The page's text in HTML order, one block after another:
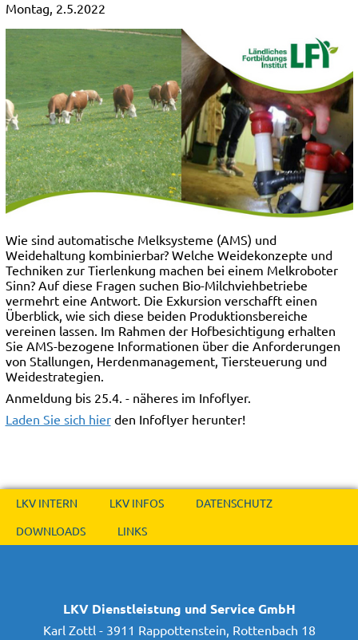
Montag, 2.5.2022
Wie sind automatische Melksysteme (AMS) und
Weidehaltung kombinierbar? Welche Weidekonzepte und
Techniken zur Tierlenkung machen bei einem Melkroboter
Sinn? Auf diese Fragen suchen Bio-Milchviehbetriebe
vermehrt eine Antwort. Die Exkursion verschafft einen
Überblick, wie sich diese beiden Produktionsbereiche
vereinen lassen. Im Rahmen der Hofbesichtigung erhalten
Sie AMS-bezogene Informationen über die Anforderungen
von Stallungen, Herdenmanagement, Tiersteuerung und
Weidestrategien.
Anmeldung bis 25.4. - näheres im Infoflyer.
Laden Sie sich hierden Infoflyer herunter!
LKV INTERN LKV INFOS
DATENSCHUTZ
DOWNLOADS
LINKS
LKV Dienstleistung und Service GmbH
Karl Zottl - 3911 Rappottenstein, Rottenbach 18